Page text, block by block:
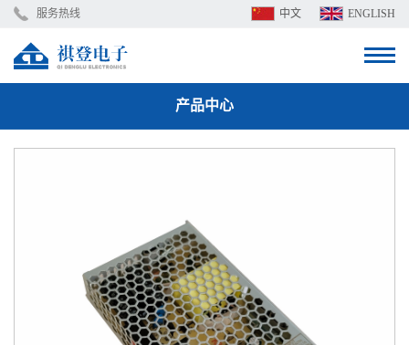
中文 ENGLISH
服务热线
产品中心